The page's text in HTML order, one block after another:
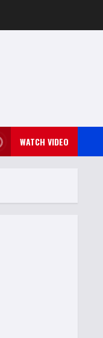
WATCH VIDEO